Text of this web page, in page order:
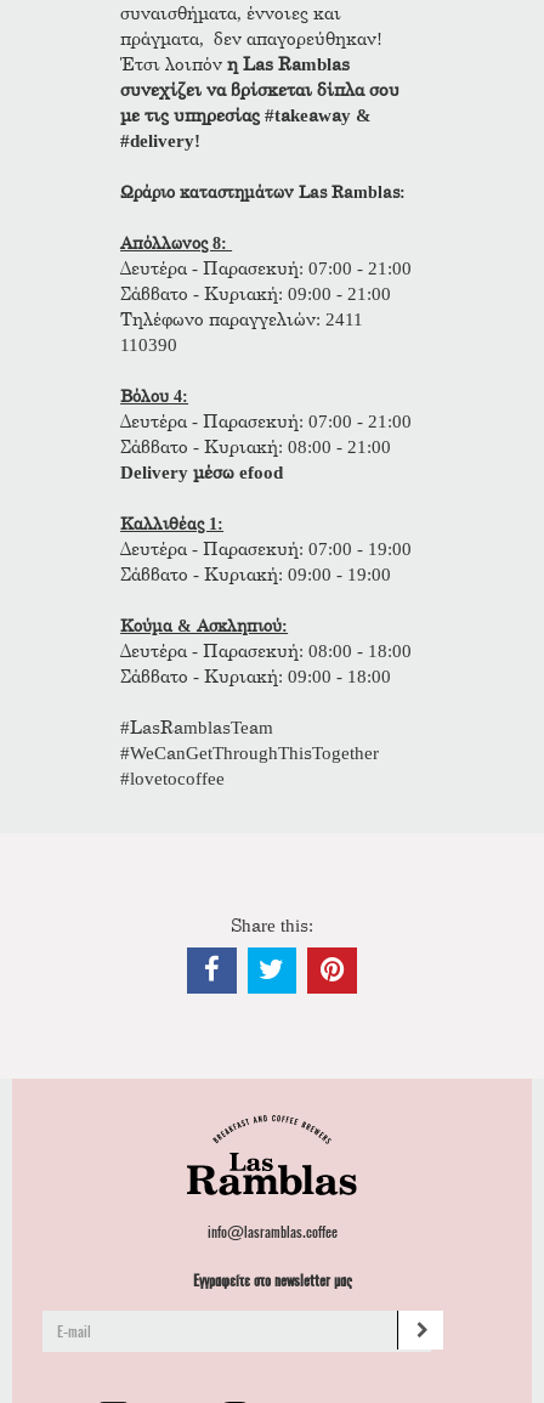
συναισθήματα, έννοιες και
πράγματα, δεν απαγορεύθηκαν!
Έτσι λοιπόνη Las Ramblas
συνεχίζει να βρίσκεται δίπλα σου
με τις υπηρεσίας #takeaway &
#delivery!
Ωράριο καταστημάτων Las Ramblas:
Απόλλωνος 8:
Δευτέρα - Παρασεκυή: 07:00 - 21:00
Σάββατο - Κυριακή: 09:00 - 21:00
Τηλέφωνο παραγγελιών: 2411
110390
Βόλου 4:
Δευτέρα - Παρασεκυή: 07:00 - 21:00
Σάββατο - Κυριακή: 08:00 - 21:00
Delivery μέσω efood
Καλλιθέας 1:
Δευτέρα - Παρασεκυή: 07:00 - 19:00
Σάββατο - Κυριακή: 09:00 - 19:00
Κούμα & Ασκληπιού:
Δευτέρα - Παρασεκυή: 08:00 - 18:00
Σάββατο - Κυριακή: 09:00 - 18:00
#LasRamblasTeam
#WeCanGetThroughThisTogether
#lovetocoffee
Share this:
info@lasramblas.coffee
Εγγραφείτε στο newsletter μας